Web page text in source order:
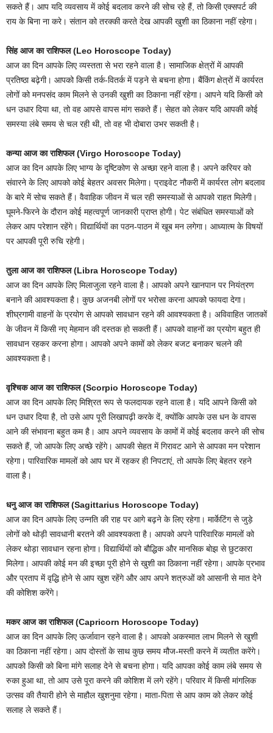
सकते हैं। आप यदि व्यवसाय में कोई बदलाव करने की सोच रहे हैं, तो किसी एक्सपर्ट की
राय के बिना ना करे। संतान को तरक्की करते देख आपकी खुशी का ठिकाना नहीं रहेगा।
सिंह आज का राशिफल (Leo Horoscope Today)
आज का दिन आपके लिए व्यस्तता से भरा रहने वाला है। सामाजिक क्षेत्रों में आपकी
प्रतिष्ठा बढ़ेगी। आपको किसी तर्क-वितर्क में पड़ने से बचना होगा। बैंकिंग क्षेत्रों में कार्यरत
लोगों को मनपसंद काम मिलने से उनकी खुशी का ठिकाना नहीं रहेगा। आपने यदि किसी को
धन उधार दिया था, तो वह आपसे वापस मांग सकते हैं। सेहत को लेकर यदि आपकी कोई
समस्या लंबे समय से चल रही थी, तो वह भी दोबारा उभर सकती है।
कन्या आज का राशिफल (Virgo Horoscope Today)
आज का दिन आपके लिए भाग्य के दृष्टिकोण से अच्छा रहने वाला है। अपने करियर को
संवारने के लिए आपको कोई बेहतर अवसर मिलेगा। प्राइवेट नौकरी में कार्यरत लोग बदलाव
के बारे में सोच सकते हैं। वैवाहिक जीवन में चल रही समस्याओं से आपको राहत मिलेगी।
घूमने-फिरने के दौरान कोई महत्वपूर्ण जानकारी प्राप्त होगी। पेट संबंधित समस्याओं को
लेकर आप परेशान रहेंगे। विद्यार्थियों का पठन-पाठन में खूब मन लगेगा। आध्यात्म के विषयों
पर आपकी पूरी रुचि रहेगी।
तुला आज का राशिफल (Libra Horoscope Today)
आज का दिन आपके लिए मिलाजुला रहने वाला है। आपको अपने खानपान पर नियंत्रण
बनाने की आवश्यकता है। कुछ अजनबी लोगों पर भरोसा करना आपको फायदा देगा।
शीघ्रगामी वाहनों के प्रयोग से आपको सावधान रहने की आवश्यकता है। अविवाहित जातकों
के जीवन में किसी नए मेहमान की दस्तक हो सकती हैं। आपको वाहनों का प्रयोग बहुत ही
सावधान रहकर करना होगा। आपको अपने कामों को लेकर बजट बनाकर चलने की
आवश्यकता है।
वृश्चिक आज का राशिफल (Scorpio Horoscope Today)
आज का दिन आपके लिए मिश्रित रूप से फलदायक रहने वाला है। यदि आपने किसी को
धन उधार दिया है, तो उसे आप पूरी लिखापढ़ी करके दें, क्योंकि आपके उस धन के वापस
आने की संभावना बहुत कम है। आप अपने व्यवसाय के कामों में कोई बदलाव करने की सोच
सकते हैं, जो आपके लिए अच्छे रहेंगे। आपकी सेहत में गिरावट आने से आपका मन परेशान
रहेगा। पारिवारिक मामलों को आप घर में रहकर ही निपटाएं, तो आपके लिए बेहतर रहने
वाला है।
धनु आज का राशिफल (Sagittarius Horoscope Today)
आज का दिन आपके लिए उन्नति की राह पर आगे बढ़ने के लिए रहेगा। मार्केटिंग से जुड़े
लोगों को थोड़ी सावधानी बरतने की आवश्यकता है। आपको अपने पारिवारिक मामलों को
लेकर थोड़ा सावधान रहना होगा। विद्यार्थियों को बौद्धिक और मानसिक बोझ से छुटकारा
मिलेगा। आपकी कोई मन की इच्छा पूरी होने से खुशी का ठिकाना नहीं रहेगा। आपके प्रभाव
और प्रताप में वृद्धि होने से आप खुश रहेंगे और आप अपने शत्रुओं को आसानी से मात देने
की कोशिश करेंगे।
मकर आज का राशिफल (Capricorn Horoscope Today)
आज का दिन आपके लिए ऊर्जावान रहने वाला है। आपको अकस्मात लाभ मिलने से खुशी
का ठिकाना नहीं रहेगा। आप दोस्तों के साथ कुछ समय मौज-मस्ती करने में व्यतीत करेंगे।
आपको किसी को बिना मांगे सलाह देने से बचना होगा। यदि आपका कोई काम लंबे समय से
रुका हुआ था, तो आप उसे पूरा करने की कोशिश में लगे रहेंगे। परिवार में किसी मांगलिक
उत्सव की तैयारी होने से माहौल खुशनुमा रहेगा। माता-पिता से आप काम को लेकर कोई
सलाह ले सकते हैं।